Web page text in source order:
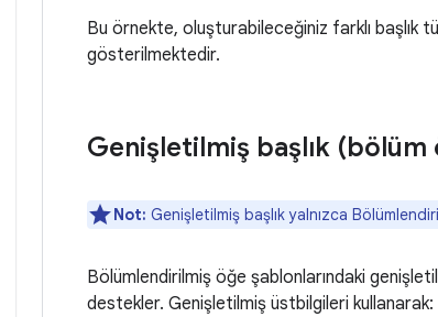
Bu örnekte, oluşturabileceğiniz farklı başlık
gösterilmektedir.
Genişletilmiş başlık (bölüm
Not: Genişletilmiş başlık yalnızca
Bölümlendirilmiş öğe şablonlarındaki
destekler. Genişletilmiş üstbilgileri kullanarak: